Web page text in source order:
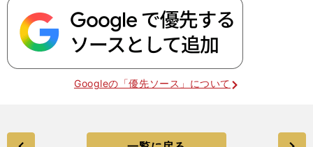
Googleの「優先ソース」について